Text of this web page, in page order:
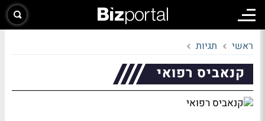
ראשי תגיות
קנאביס רפואי